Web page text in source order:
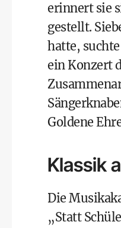
erinnert sie
gestellt.
hatte,
ein Konzert
Goldene
Klassik
Die
„Statt